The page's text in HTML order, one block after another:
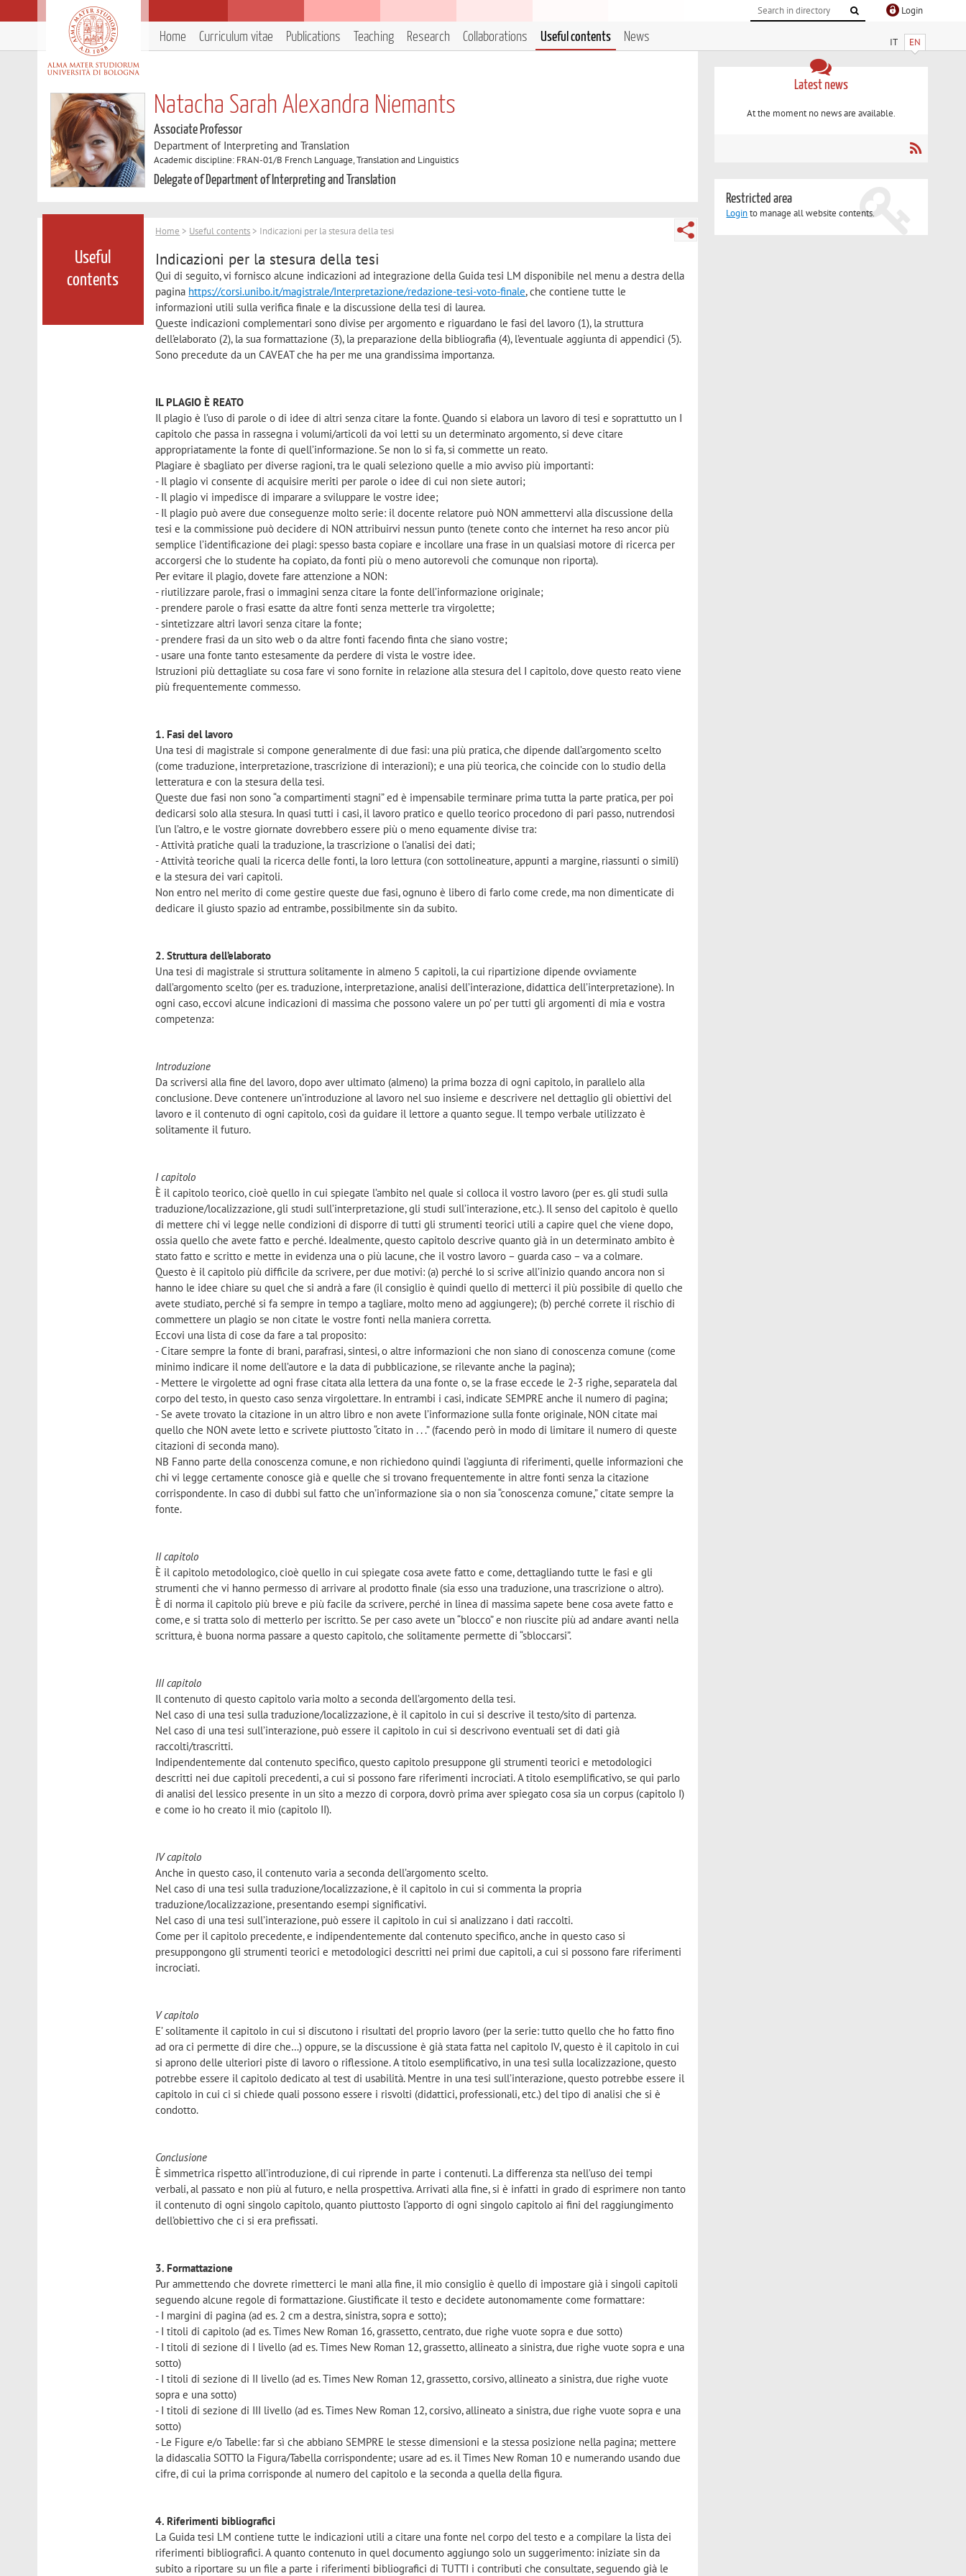
Login
IT EN
Home Curriculum vitae Publications Teaching Research Collaborations Useful contents News
Natacha Sarah Alexandra Niemants
Associate Professor
Department of Interpreting and Translation
Academic discipline: FRAN-01/B French Language, Translation and Linguistics
Delegate of Department of Interpreting and Translation
Useful
contents
Home > Useful contents > Indicazioni per la stesura della tesi
Indicazioni per la stesura della tesi
Qui di seguito, vi fornisco alcune indicazioni ad integrazione della Guida tesi LM disponibile nel menu a destra della
pagina https://corsi.unibo.it/magistrale/Interpretazione/redazione-tesi-voto-finale, che contiene tutte le
informazioni utili sulla verifica finale e la discussione della tesi di laurea.
Queste indicazioni complementari sono divise per argomento e riguardano le fasi del lavoro (1), la struttura
dell’elaborato (2), la sua formattazione (3), la preparazione della bibliografia (4), l’eventuale aggiunta di appendici (5).
Sono precedute da un CAVEAT che ha per me una grandissima importanza.
IL PLAGIO È REATO
Il plagio è l’uso di parole o di idee di altri senza citare la fonte. Quando si elabora un lavoro di tesi e soprattutto un I
capitolo che passa in rassegna i volumi/articoli da voi letti su un determinato argomento, si deve citare
appropriatamente la fonte di quell’informazione. Se non lo si fa, si commette un reato.
Plagiare è sbagliato per diverse ragioni, tra le quali seleziono quelle a mio avviso più importanti:
- Il plagio vi consente di acquisire meriti per parole o idee di cui non siete autori;
- Il plagio vi impedisce di imparare a sviluppare le vostre idee;
- Il plagio può avere due conseguenze molto serie: il docente relatore può NON ammettervi alla discussione della
tesi e la commissione può decidere di NON attribuirvi nessun punto (tenete conto che internet ha reso ancor più
semplice l’identificazione dei plagi: spesso basta copiare e incollare una frase in un qualsiasi motore di ricerca per
accorgersi che lo studente ha copiato, da fonti più o meno autorevoli che comunque non riporta).
Per evitare il plagio, dovete fare attenzione a NON:
- riutilizzare parole, frasi o immagini senza citare la fonte dell’informazione originale;
- prendere parole o frasi esatte da altre fonti senza metterle tra virgolette;
- sintetizzare altri lavori senza citare la fonte;
- prendere frasi da un sito web o da altre fonti facendo finta che siano vostre;
- usare una fonte tanto estesamente da perdere di vista le vostre idee.
Istruzioni più dettagliate su cosa fare vi sono fornite in relazione alla stesura del I capitolo, dove questo reato viene
più frequentemente commesso.
1. Fasi del lavoro
Una tesi di magistrale si compone generalmente di due fasi: una più pratica, che dipende dall’argomento scelto
(come traduzione, interpretazione, trascrizione di interazioni); e una più teorica, che coincide con lo studio della
letteratura e con la stesura della tesi.
Queste due fasi non sono “a compartimenti stagni” ed è impensabile terminare prima tutta la parte pratica, per poi
dedicarsi solo alla stesura. In quasi tutti i casi, il lavoro pratico e quello teorico procedono di pari passo, nutrendosi
l’un l’altro, e le vostre giornate dovrebbero essere più o meno equamente divise tra:
- Attività pratiche quali la traduzione, la trascrizione o l’analisi dei dati;
- Attività teoriche quali la ricerca delle fonti, la loro lettura (con sottolineature, appunti a margine, riassunti o simili)
e la stesura dei vari capitoli.
Non entro nel merito di come gestire queste due fasi, ognuno è libero di farlo come crede, ma non dimenticate di
dedicare il giusto spazio ad entrambe, possibilmente sin da subito.
2. Struttura dell’elaborato
Una tesi di magistrale si struttura solitamente in almeno 5 capitoli, la cui ripartizione dipende ovviamente
dall’argomento scelto (per es. traduzione, interpretazione, analisi dell’interazione, didattica dell’interpretazione). In
ogni caso, eccovi alcune indicazioni di massima che possono valere un po’ per tutti gli argomenti di mia e vostra
competenza:
Introduzione
Da scriversi alla fine del lavoro, dopo aver ultimato (almeno) la prima bozza di ogni capitolo, in parallelo alla
conclusione. Deve contenere un’introduzione al lavoro nel suo insieme e descrivere nel dettaglio gli obiettivi del
lavoro e il contenuto di ogni capitolo, così da guidare il lettore a quanto segue. Il tempo verbale utilizzato è
solitamente il futuro.
I capitolo
È il capitolo teorico, cioè quello in cui spiegate l’ambito nel quale si colloca il vostro lavoro (per es. gli studi sulla
traduzione/localizzazione, gli studi sull’interpretazione, gli studi sull’interazione, etc.). Il senso del capitolo è quello
di mettere chi vi legge nelle condizioni di disporre di tutti gli strumenti teorici utili a capire quel che viene dopo,
ossia quello che avete fatto e perché. Idealmente, questo capitolo descrive quanto già in un determinato ambito è
stato fatto e scritto e mette in evidenza una o più lacune, che il vostro lavoro – guarda caso – va a colmare.
Questo è il capitolo più difficile da scrivere, per due motivi: (a) perché lo si scrive all’inizio quando ancora non si
hanno le idee chiare su quel che si andrà a fare (il consiglio è quindi quello di metterci il più possibile di quello che
avete studiato, perché si fa sempre in tempo a tagliare, molto meno ad aggiungere); (b) perché correte il rischio di
commettere un plagio se non citate le vostre fonti nella maniera corretta.
Eccovi una lista di cose da fare a tal proposito:
- Citare sempre la fonte di brani, parafrasi, sintesi, o altre informazioni che non siano di conoscenza comune (come
minimo indicare il nome dell’autore e la data di pubblicazione, se rilevante anche la pagina);
- Mettere le virgolette ad ogni frase citata alla lettera da una fonte o, se la frase eccede le 2-3 righe, separatela dal
corpo del testo, in questo caso senza virgolettare. In entrambi i casi, indicate SEMPRE anche il numero di pagina;
- Se avete trovato la citazione in un altro libro e non avete l’informazione sulla fonte originale, NON citate mai
quello che NON avete letto e scrivete piuttosto “citato in . . .” (facendo però in modo di limitare il numero di queste
citazioni di seconda mano).
NB Fanno parte della conoscenza comune, e non richiedono quindi l’aggiunta di riferimenti, quelle informazioni che
chi vi legge certamente conosce già e quelle che si trovano frequentemente in altre fonti senza la citazione
corrispondente. In caso di dubbi sul fatto che un’informazione sia o non sia “conoscenza comune,” citate sempre la
fonte.
II capitolo
È il capitolo metodologico, cioè quello in cui spiegate cosa avete fatto e come, dettagliando tutte le fasi e gli
strumenti che vi hanno permesso di arrivare al prodotto finale (sia esso una traduzione, una trascrizione o altro).
È di norma il capitolo più breve e più facile da scrivere, perché in linea di massima sapete bene cosa avete fatto e
come, e si tratta solo di metterlo per iscritto. Se per caso avete un “blocco” e non riuscite più ad andare avanti nella
scrittura, è buona norma passare a questo capitolo, che solitamente permette di “sbloccarsi”.
III capitolo
Il contenuto di questo capitolo varia molto a seconda dell’argomento della tesi.
Nel caso di una tesi sulla traduzione/localizzazione, è il capitolo in cui si descrive il testo/sito di partenza.
Nel caso di una tesi sull’interazione, può essere il capitolo in cui si descrivono eventuali set di dati già
raccolti/trascritti.
Indipendentemente dal contenuto specifico, questo capitolo presuppone gli strumenti teorici e metodologici
descritti nei due capitoli precedenti, a cui si possono fare riferimenti incrociati. A titolo esemplificativo, se qui parlo
di analisi del lessico presente in un sito a mezzo di corpora, dovrò prima aver spiegato cosa sia un corpus (capitolo I)
e come io ho creato il mio (capitolo II).
IV capitolo
Anche in questo caso, il contenuto varia a seconda dell’argomento scelto.
Nel caso di una tesi sulla traduzione/localizzazione, è il capitolo in cui si commenta la propria
traduzione/localizzazione, presentando esempi significativi.
Nel caso di una tesi sull’interazione, può essere il capitolo in cui si analizzano i dati raccolti.
Come per il capitolo precedente, e indipendentemente dal contenuto specifico, anche in questo caso si
presuppongono gli strumenti teorici e metodologici descritti nei primi due capitoli, a cui si possono fare riferimenti
incrociati.
V capitolo
E’ solitamente il capitolo in cui si discutono i risultati del proprio lavoro (per la serie: tutto quello che ho fatto fino
ad ora ci permette di dire che…) oppure, se la discussione è già stata fatta nel capitolo IV, questo è il capitolo in cui
si aprono delle ulteriori piste di lavoro o riflessione. A titolo esemplificativo, in una tesi sulla localizzazione, questo
potrebbe essere il capitolo dedicato al test di usabilità. Mentre in una tesi sull’interazione, questo potrebbe essere il
capitolo in cui ci si chiede quali possono essere i risvolti (didattici, professionali, etc.) del tipo di analisi che si è
condotto.
Conclusione
È simmetrica rispetto all’introduzione, di cui riprende in parte i contenuti. La differenza sta nell’uso dei tempi
verbali, al passato e non più al futuro, e nella prospettiva. Arrivati alla fine, si è infatti in grado di esprimere non tanto
il contenuto di ogni singolo capitolo, quanto piuttosto l’apporto di ogni singolo capitolo ai fini del raggiungimento
dell’obiettivo che ci si era prefissati.
3. Formattazione
Pur ammettendo che dovrete rimetterci le mani alla fine, il mio consiglio è quello di impostare già i singoli capitoli
seguendo alcune regole di formattazione. Giustificate il testo e decidete autonomamente come formattare:
- I margini di pagina (ad es. 2 cm a destra, sinistra, sopra e sotto);
- I titoli di capitolo (ad es. Times New Roman 16, grassetto, centrato, due righe vuote sopra e due sotto)
- I titoli di sezione di I livello (ad es. Times New Roman 12, grassetto, allineato a sinistra, due righe vuote sopra e una
sotto)
- I titoli di sezione di II livello (ad es. Times New Roman 12, grassetto, corsivo, allineato a sinistra, due righe vuote
sopra e una sotto)
- I titoli di sezione di III livello (ad es. Times New Roman 12, corsivo, allineato a sinistra, due righe vuote sopra e una
sotto)
- Le Figure e/o Tabelle: far sì che abbiano SEMPRE le stesse dimensioni e la stessa posizione nella pagina; mettere
la didascalia SOTTO la Figura/Tabella corrispondente; usare ad es. il Times New Roman 10 e numerando usando due
cifre, di cui la prima corrisponde al numero del capitolo e la seconda a quella della figura.
4. Riferimenti bibliografici
La Guida tesi LM contiene tutte le indicazioni utili a citare una fonte nel corpo del testo e a compilare la lista dei
riferimenti bibliografici. A quanto contenuto in quel documento aggiungo solo un suggerimento: iniziate sin da
subito a riportare su un file a parte i riferimenti bibliografici di TUTTI i contributi che consultate, seguendo già le
Latest news
At the moment no news are available.
Restricted area
Loginto manage all website contents.